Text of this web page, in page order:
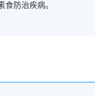
防治疾病。